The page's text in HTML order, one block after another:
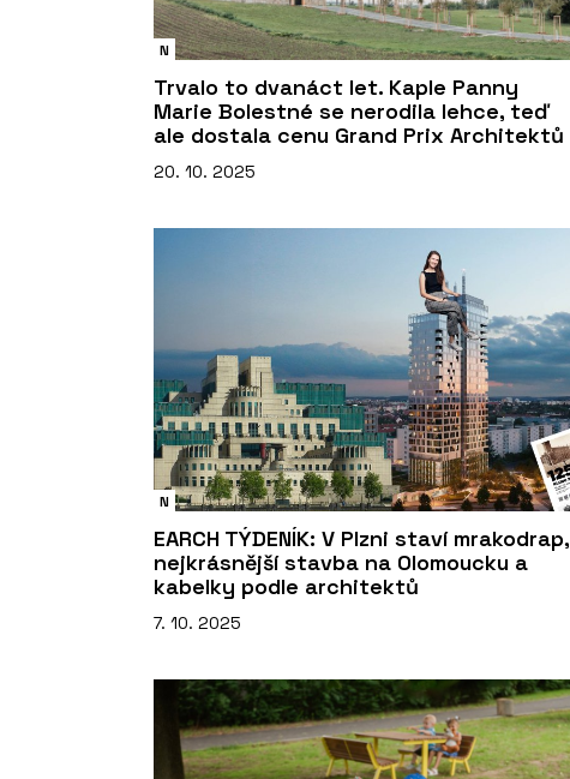
N
Trvalo to dvanáct let. Kaple Panny
Marie Bolestné se nerodila lehce, teď
ale dostala cenu Grand Prix Architektů
20. 10. 2025
N
EARCH TÝDENÍK: V Plzni staví mrakodrap,
nejkrásnější stavba na Olomoucku a
kabelky podle architektů
7. 10. 2025